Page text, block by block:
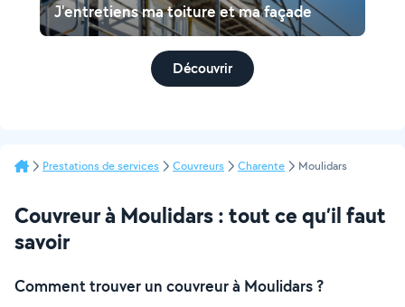
J'entretiens ma toiture et ma façade
Découvrir
Prestations de services Couvreurs Charente Moulidars
Couvreur à Moulidars : tout ce qu’il faut
savoir
Comment trouver un couvreur à Moulidars ?